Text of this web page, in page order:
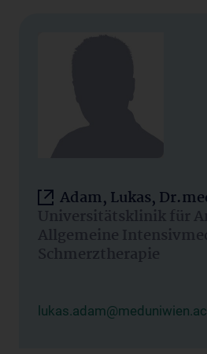
Adam, Lukas,
Universitätsklinik für
Allgemeine
Schmerztherapie